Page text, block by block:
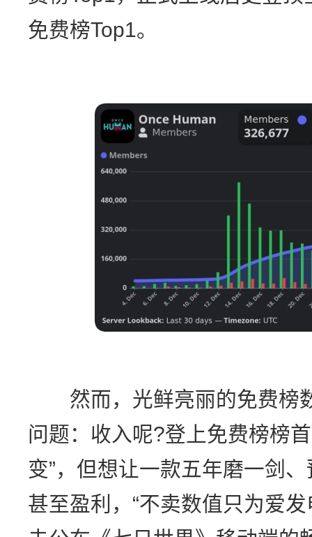
免费榜Top1。
然而，光鲜亮丽的免费榜
问题：收入呢?登上免费榜榜
变”，但想让一款五年磨一剑
甚至盈利，“不卖数值只为爱